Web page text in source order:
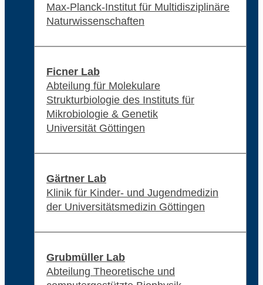
Max-Planck-Institut für Multidisziplinäre
Naturwissenschaften
Ficner Lab
Abteilung für Molekulare
Strukturbiologie des Instituts für
Mikrobiologie & Genetik
Universität Göttingen
Gärtner Lab
Klinik für Kinder- und Jugendmedizin
der Universitätsmedizin Göttingen
Grubmüller Lab
Abteilung Theoretische und